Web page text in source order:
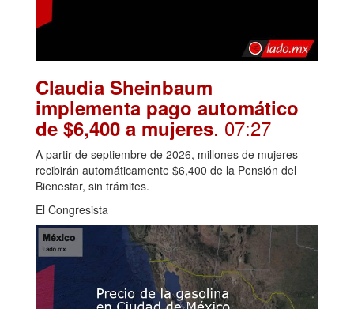
Claudia Sheinbaum
implementa pago automático
de $6,400 a mujeres. 07:27
A partir de septiembre de 2026, millones de mujeres
recibirán automáticamente $6,400 de la Pensión del
Bienestar, sin trámites.
El Congresista